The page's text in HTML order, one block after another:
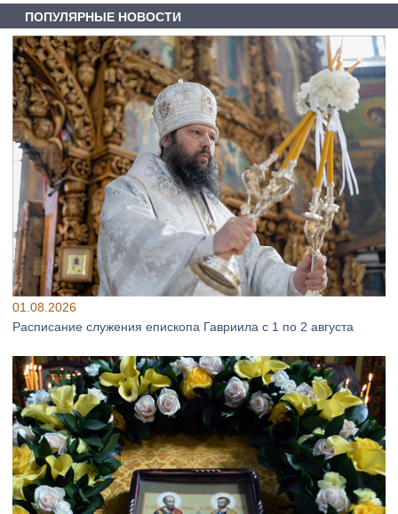
ПОПУЛЯРНЫЕ НОВОСТИ
01.08.2026
Расписание служения епископа Гавриила с 1 по 2 августа